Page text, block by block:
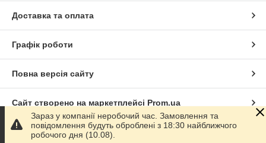
Доставка та оплата
Графік роботи
Повна версія сайту
Сайт створено на маркетплейсі Prom.ua
Політика конфіденційності
Зараз у компанії неробочий час. Замовлення та
повідомлення будуть оброблені з 18:30 найближчого
робочого дня (10.08).